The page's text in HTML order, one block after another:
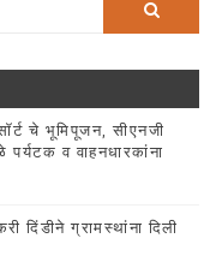
चे भूमिपूजन, सीएनजी
व वाहनधारकांना
दिंडीने ग्रामस्थांना दिली